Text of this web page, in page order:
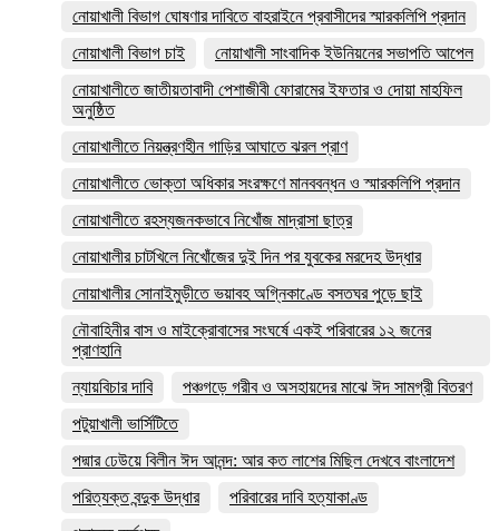
নোয়াখালী বিভাগ ঘোষণার দাবিতে বাহরাইনে প্রবাসীদের স্মারকলিপি প্রদান
নোয়াখালী বিভাগ চাই
নোয়াখালী সাংবাদিক ইউনিয়নের সভাপতি আপেল
নোয়াখালীতে জাতীয়তাবাদী পেশাজীবী ফোরামের ইফতার ও দোয়া মাহফিল
অনুষ্ঠিত
নোয়াখালীতে নিয়ন্ত্রণহীন গাড়ির আঘাতে ঝরল প্রাণ
নোয়াখালীতে ভোক্তা অধিকার সংরক্ষণে মানববন্ধন ও স্মারকলিপি প্রদান
নোয়াখালীতে রহস্যজনকভাবে নিখোঁজ মাদ্রাসা ছাত্র
নোয়াখালীর চাটখিলে নিখোঁজের দুই দিন পর যুবকের মরদেহ উদ্ধার
নোয়াখালীর সোনাইমুড়ীতে ভয়াবহ অগ্নিকাণ্ডে বসতঘর পুড়ে ছাই
নৌবাহিনীর বাস ও মাইক্রোবাসের সংঘর্ষে একই পরিবারের ১২ জনের
প্রাণহানি
ন্যায়বিচার দাবি
পঞ্চগড়ে গরীব ও অসহায়দের মাঝে ঈদ সামগ্রী বিতরণ
পটুয়াখালী ভার্সিটিতে
পদ্মার ঢেউয়ে বিলীন ঈদ আনন্দ: আর কত লাশের মিছিল দেখবে বাংলাদেশ
পরিত্যক্ত বন্দুক উদ্ধার
পরিবারের দাবি হত্যাকাণ্ড